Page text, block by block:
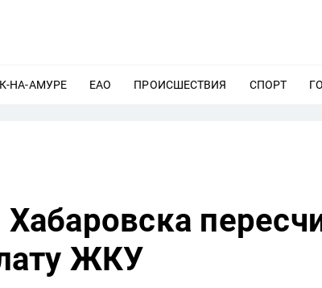
НА-АМУРЕ ЕЩЕ
ЕАО ЕЩЕ
ПРОИСШЕСТВИЯ ЕЩЕ
СПОРТ
ЖКУ